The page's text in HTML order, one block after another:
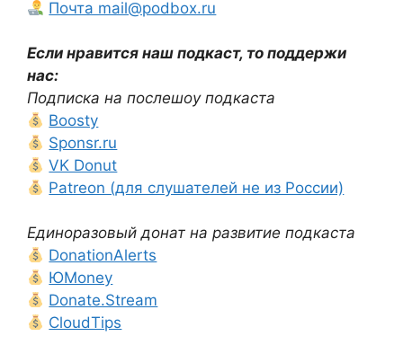
Почта mail@podbox.ru
Если нравится наш подкаст, то поддержи
нас:
Подписка на послешоу подкаста
Boosty
Sponsr.ru
VK Donut
Patreon (для слушателей не из России)
Единоразовый донат на развитие подкаста
DonationAlerts
ЮMoney
Donate.Stream
CloudTips